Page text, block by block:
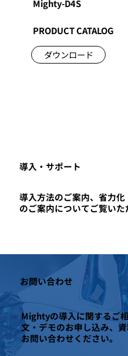
Mighty-D4S
PRODUCT CATALOG
ダウンロード
導入方法のご案内、省力
のご案内についてご覧いた
​導入・サポート
お問い合わせ
Mightyの導入に関するご
文・デモのお申し込み、
お問い合わせください。